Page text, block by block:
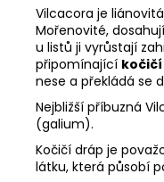
Vilcacora je
Mořenovité,
u listů ji vyrůstají
připomínající
nese a překládá se
Nejbližší příbuzná
(galium).
Kočičí dráp je
látku, která působí
KAKAOVÉ
AZTÉCKÉ
KOŘENÍ
99